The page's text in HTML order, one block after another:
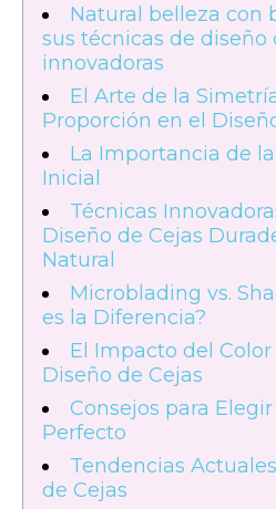
Natural belleza con
sus técnicas de diseño
innovadoras
El Arte de la
Proporción en el
La Importancia de
Inicial
Técnicas
Diseño de Cejas
Natural
Microblading vs.
es la Diferencia?
El Impacto del Color
Diseño de Cejas
Consejos para
Perfecto
Tendencias
de Cejas